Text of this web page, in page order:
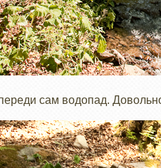
сам водопад.